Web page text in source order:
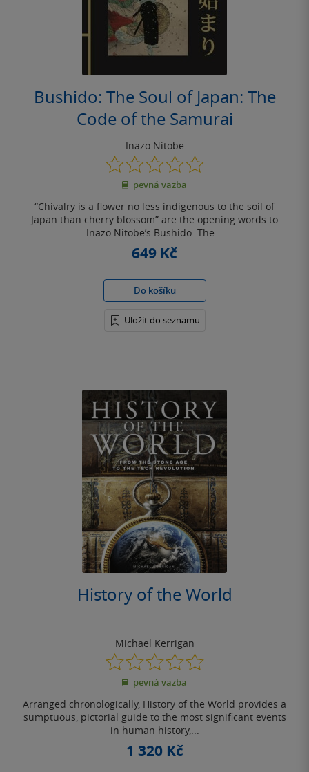
Bushido: The Soul of Japan: The
Code of the Samurai
Inazo Nitobe
0.0
z
5
pevná vazba
“Chivalry is a flower no less indigenous to the soil of
Japan than cherry blossom” are the opening words to
Inazo Nitobe’s Bushido: The...
649 Kč
Do košíku
Uložit do seznamu
History of the World
Michael Kerrigan
0.0
z
5
pevná vazba
Arranged chronologically, History of the World provides a
sumptuous, pictorial guide to the most significant events
in human history,...
1 320 Kč